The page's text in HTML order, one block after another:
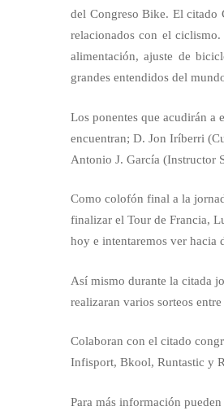
del Congreso Bike. El citado
relacionados con el ciclismo.
alimentación, ajuste de
grandes entendidos del
Los ponentes que acudirán a
encuentran; D. Jon Iríberri
Antonio J. García (Instructor
Como colofón final a la
finalizar el Tour de Francia,
hoy e intentaremos ver hacia
Así mismo durante la citada
realizaran varios sorteos
Colaboran con el citado
Infisport, Bkool, Runtastic y
Para más información